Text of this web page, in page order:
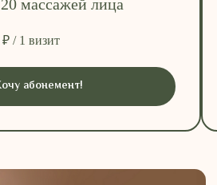
массажей лица
₽ / 1 визит
абонемент!